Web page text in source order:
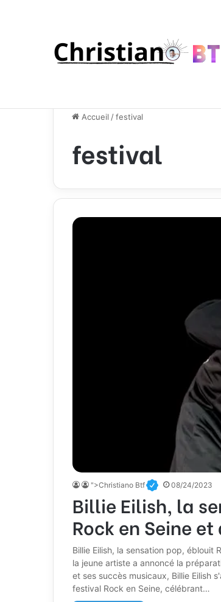
Accueil /festival
festival
">Christiano Btf 08/24/2023
Billie Eilish, la
Rock en Seine
Billie Eilish, la sensation pop,
la jeune artiste a annoncé la
et ses succès musicaux, Billie Eilish
festival Rock en Seine, célébrant…